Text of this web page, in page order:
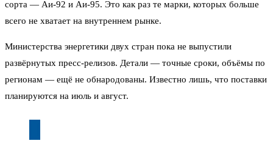
сорта — Аи-92 и Аи-95. Это как раз те марки, которых больше
всего не хватает на внутреннем рынке.
Министерства энергетики двух стран пока не выпустили
развёрнутых пресс-релизов. Детали — точные сроки, объёмы по
регионам — ещё не обнародованы. Известно лишь, что поставки
планируются на июль и август.